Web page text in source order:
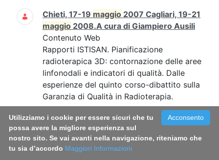
Chieti, 17-19 maggio 2007 Cagliari, 19-21
maggio 2008.A cura di Giampiero Ausili
Contenuto Web
Rapporti ISTISAN. Pianificazione
radioterapica 3D: contornazione delle aree
linfonodali e indicatori di qualità. Dalle
esperienze del quinto corso-dibattito sulla
Garanzia di Qualità in Radioterapia.
Rapporto ISTISAN 21/14 - Italian Blood
System 2020: activity data,
haemovigilance and epidemiological
surveillance. Liviana Catalano, Vanessa
Acconsento
Utilizziamo i cookie per essere sicuri che tu
possa avere la migliore esperienza sul
nostro sito. Se vai avanti nella navigazione, riteniamo che
tu sia d’accordo Maggiori Informazioni